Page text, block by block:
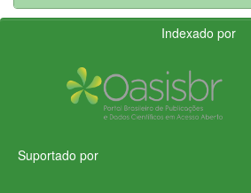
Indexado por
Suportado por